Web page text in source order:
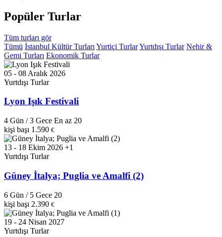
Popüler Turlar
Tüm turları gör
Tümü İstanbul Kültür Turları Yurtiçi TurlarYurtdışı Turlar Nehir &
Gemi Turları Ekonomik Turlar
05 - 08 Aralık 2026
Yurtdışı Turlar
Lyon Işık Festivali
4 Gün / 3 Gece En az 20
kişi başı 1.590 €
13 - 18 Ekim 2026 +1
Yurtdışı Turlar
Güney İtalya; Puglia ve Amalfi (2)
6 Gün / 5 Gece 20
kişi başı 2.390 €
19 - 24 Nisan 2027
Yurtdışı Turlar